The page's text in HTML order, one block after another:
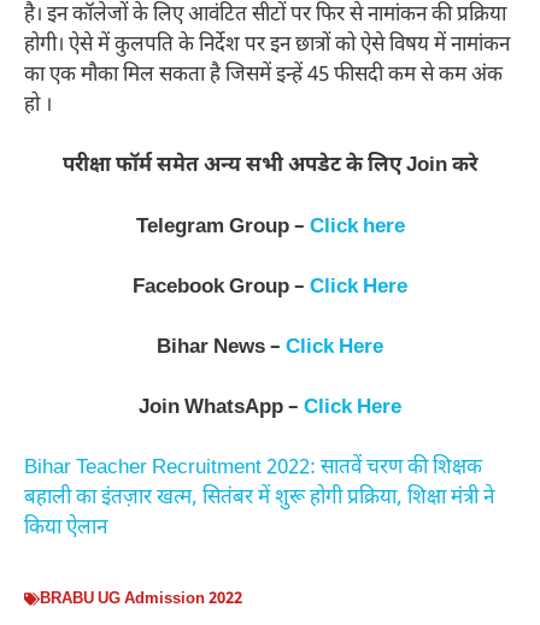
है। इन कॉलेजों के लिए आवंटित सीटों पर फिर से नामांकन की प्रक्रिया
होगी। ऐसे में कुलपति के निर्देश पर इन छात्रों को ऐसे विषय में नामांकन
का एक मौका मिल सकता है जिसमें इन्हें 45 फीसदी कम से कम अंक
हो ।
परीक्षा फॉर्म समेत अन्य सभी अपडेट के लिए Join करे
Telegram Group – Click here
Facebook Group – Click Here
Bihar News – Click Here
Join WhatsApp – Click Here
Bihar Teacher Recruitment 2022: सातवें चरण की शिक्षक
बहाली का इंतज़ार खत्म, सितंबर में शुरू होगी प्रक्रिया, शिक्षा मंत्री ने
किया ऐलान
BRABU UG Admission 2022